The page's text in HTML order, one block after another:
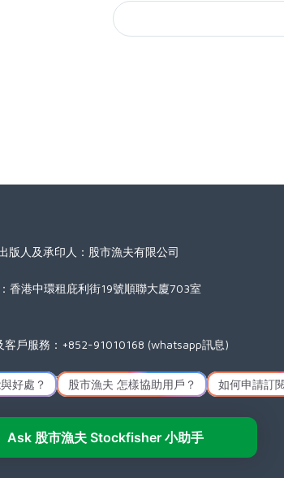
版人及承印人：股市漁夫有限公司
香港中環租庇利街19號順聯大廈703室
客戶服務：+852-91010168 (whatsapp訊息)
一至五(公眾假期除外) 09:00 至 17:30
byFreepikfromwww.flaticon.com